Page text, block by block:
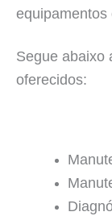
equipamentos
Segue abaixo
oferecidos: